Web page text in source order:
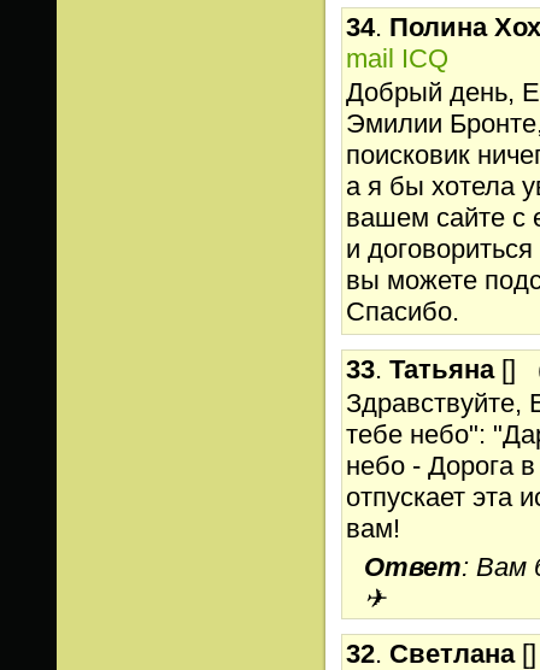
34. Полина
mail ICQ
Добрый день,
Эмилии
поисковик
а я бы хотела
вашем сайте с
и
вы можете
Спасибо.
33. Татьяна []
Здравствуйте,
тебе небо":
небо - Дорога
отпускает эта
вам!
Ответ: Вам
✈
32. Светлана []